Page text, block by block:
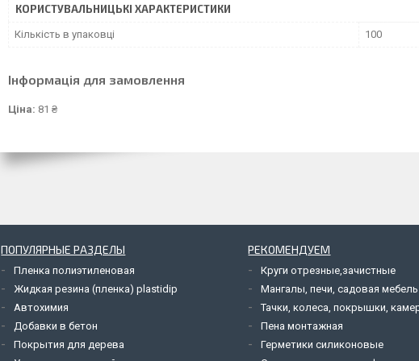
КОРИСТУВАЛЬНИЦЬКІ ХАРАКТЕРИСТИКИ
Кількість в упаковці 100
Інформація для замовлення
Ціна: 81 ₴
ПОПУЛЯРНЫЕ РАЗДЕЛЫ
Пленка полиэтиленовая
Жидкая резина (пленка) plastidip
Автохимия
Добавки в бетон
Покрытия для дерева
РЕКОМЕНДУЕМ
Круги отрезные,зачистные
Мангалы, печи, садовая мебель
Тачки, колеса, покрышки,
Пена монтажная
Герметики силиконовые